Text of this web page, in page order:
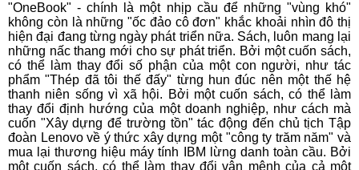
"OneBook" - chính là một nhịp cầu để những "vùng khó"
không còn là những "ốc đảo cô đơn" khắc khoải nhìn đô thị
hiện đại đang từng ngày phát triển nữa. Sách, luôn mang lại
những nấc thang mới cho sự phát triển. Bởi một cuốn sách,
có thể làm thay đổi số phận của một con người, như tác
phẩm "Thép đã tôi thế đấy" từng hun đúc nên một thế hệ
thanh niên sống vì xã hội. Bởi một cuốn sách, có thể làm
thay đổi định hướng của một doanh nghiệp, như cách mà
cuốn "Xây dựng để trường tồn" tác động đến chủ tịch Tập
đoàn Lenovo về ý thức xây dựng một "công ty trăm năm" và
mua lại thương hiệu máy tính IBM lừng danh toàn cầu. Bởi
một cuốn sách, có thể làm thay đổi vận mệnh của cả một